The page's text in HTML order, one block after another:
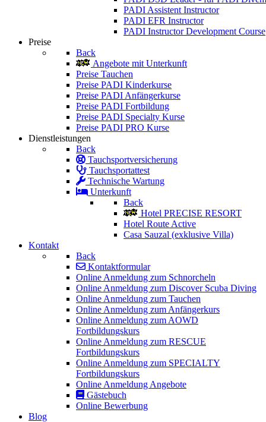
PADI Assistent Instructor
PADI EFR Instructor
PADI Instructor Development Course
Preise
Back
Angebote mit Unterkunft
Preise Tauchen
Preise PADI Kinderkurse
Preise PADI Anfängerkurse
Preise PADI Fortbildung
Preise PADI Specialty Kurse
Preise PADI PRO Kurse
Dienstleistungen
Back
Tauchsportversicherung
Tauchsportattest
Technische Wartung
Unterkunft
Back
Hotel PRECISE RESORT
Hotel Route Active
Casa Sauzal (exklusive Villa)
Kontakt
Back
Kontaktformular
Online Anmeldung zum Schnorcheln
Online Anmeldung zum Discover Scuba Diving
Online Anmeldung zum Tauchen
Online Anmeldung zum Anfängerkurs
Online Anmeldung zum AOWD
Fortbildungskurs
Online Anmeldung zum RESCUE
Fortbildungskurs
Online Anmeldung zum SPECIALTY
Fortbildungskurs
Online Anmeldung Angebote
Gästebuch
Online Bewerbung
Blog